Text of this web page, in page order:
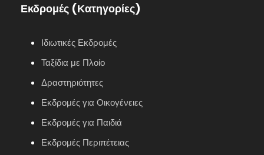
Εκδρομές (Κατηγορίες)
Ιδιωτικές Εκδρομές
Ταξίδια με Πλοίο
Δραστηριότητες
Εκδρομές για Οικογένειες
Εκδρομές για Παιδιά
Εκδρομές Περιπέτειας